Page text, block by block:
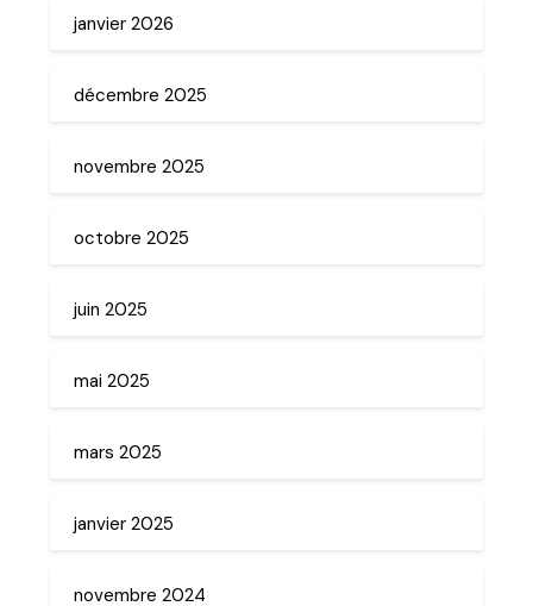
janvier 2026
décembre 2025
novembre 2025
octobre 2025
juin 2025
mai 2025
mars 2025
janvier 2025
novembre 2024